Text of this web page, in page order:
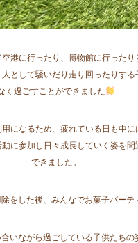
港に行ったり、博物館に行った
として騒いだり走り回ったりす
く過ごすことができました
になるため、疲れている日も中に
に参加し日々成長していく姿を
できました。
をした後、みんなでお菓子パーテ
いながら過ごしている子供たちの